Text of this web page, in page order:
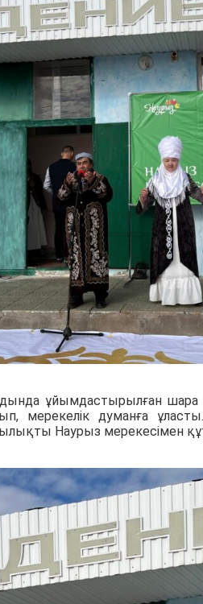
ұйымдастырылған
мерекелік думанға
Наурыз мерекесімен